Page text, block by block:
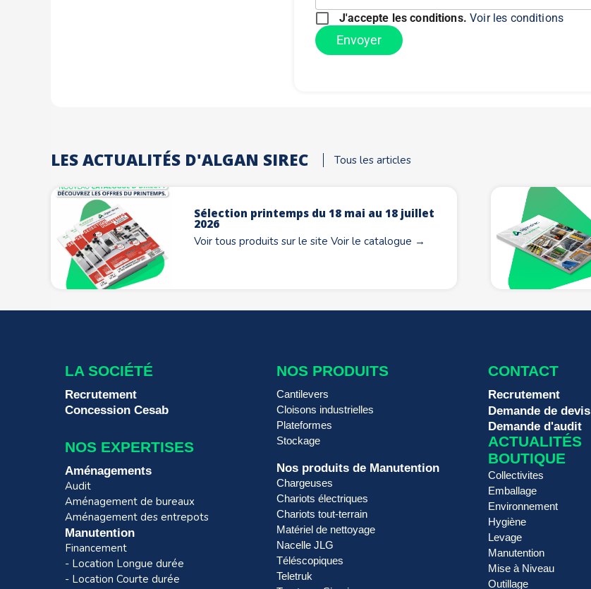
J'accepte les conditions.Voir les conditions
LES ACTUALITÉS D'ALGAN SIREC Tous les articles
Sélection printemps du 18 mai au 18 juillet
2026
Voir tous produits sur le site Voir le catalogue →
LA SOCIÉTÉ
Recrutement
Concession Cesab
NOS EXPERTISES
Aménagements
Audit
Aménagement de bureaux
Aménagement des entrepots
Manutention
Financement
- Location Longue durée
- Location Courte durée
NOS PRODUITS
Cantilevers
Cloisons industrielles
Plateformes
Stockage
Nos produits de Manutention
Chargeuses
Chariots électriques
Chariots tout-terrain
Matériel de nettoyage
Nacelle JLG
Téléscopiques
Teletruk
CONTACT
Recrutement
Demande de devis
Demande d'audit
ACTUALITÉS
BOUTIQUE
Collectivites
Emballage
Environnement
Hygiène
Levage
Manutention
Mise à Niveau
Outillage